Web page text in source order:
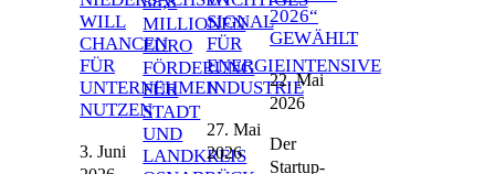
WILL
CHANCEN
FÜR
UNTERNEHMEN
NUTZEN
3. Juni
MILLIONEN
EURO
FÖRDERUNG
FÜR
STADT
UND
LANDKREIS
SIGNAL
FÜR
ENERGIEINTENSIVE
INDUSTRIE
27. Mai
2026
2026“
GEWÄHLT
22. Mai
2026
Der
Startup-